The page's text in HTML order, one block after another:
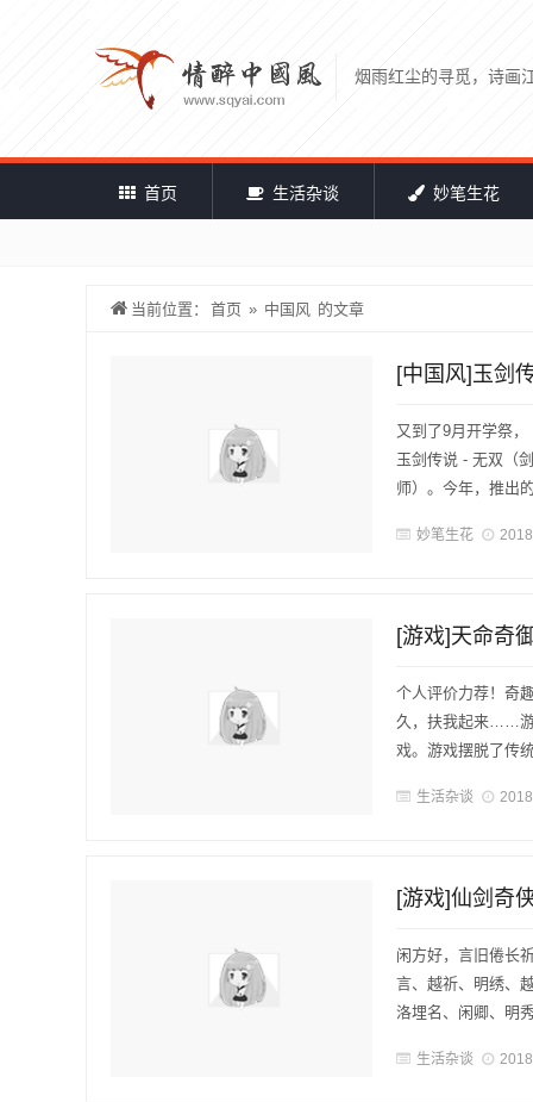
烟雨红尘的寻觅，诗画
首页 生活杂谈 妙笔生花
当前位置： 首页 » 中国风 的文章
[中国风]玉剑
又到了9月开学祭
玉剑传说 - 无双（
师）。今年，推出
妙笔生花
[游戏]天命奇
个人评价力荐！奇
久，扶我起来……游
戏。游戏摆脱了传
生活杂谈
闲方好，言旧倦长
言、越祈、明绣、
洛埋名、闲卿、明
生活杂谈